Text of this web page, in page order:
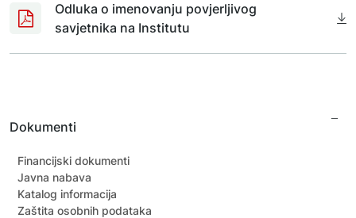
Dokumenti
Financijski dokumenti
Javna nabava
Katalog informacija
Zaštita osobnih podataka
Odluka o imenovanju povjerljivog
savjetnika na Institutu